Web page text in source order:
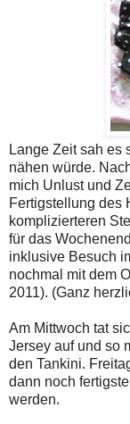
Lange Zeit sah es
nähen würde.
mich Unlust und
Fertigstellung des
komplizierteren
für das
inklusive Besuch
nochmal mit dem
2011). (Ganz
Am Mittwoch tat
Jersey auf und so
den Tankini.
dann noch
werden.